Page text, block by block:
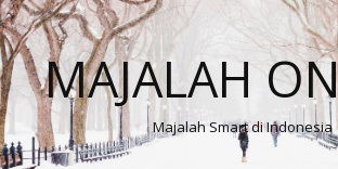
MAJALAH
Majalah Smart di Indonesia